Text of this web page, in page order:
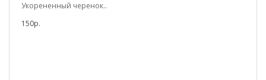
Укорененный черенок..
150р.